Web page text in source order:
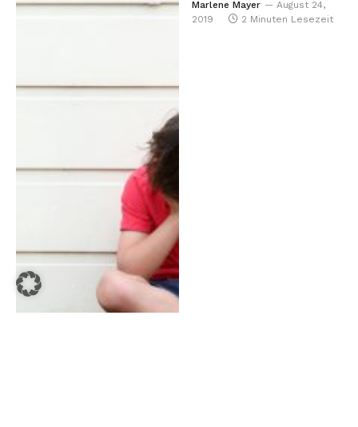
Marlene Mayer
August 24,
2019
2 Minuten Lesezeit